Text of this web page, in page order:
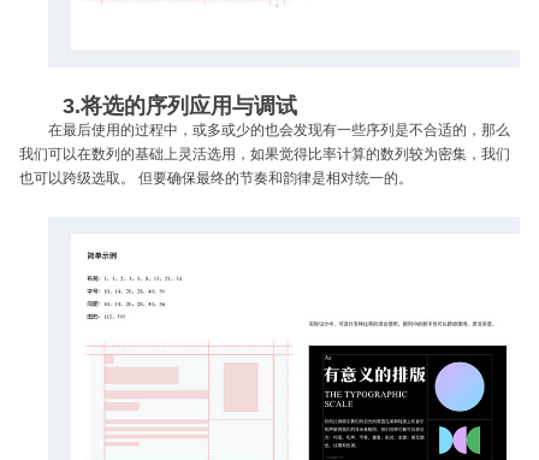
3.将选的序列应用与调试
在最后使用的过程中，或多或少的也会发现有一些序列是不合适的，那么
我们可以在数列的基础上灵活选用，如果觉得比率计算的数列较为密集，我们
也可以跨级选取。 但要确保最终的节奏和韵律是相对统一的。